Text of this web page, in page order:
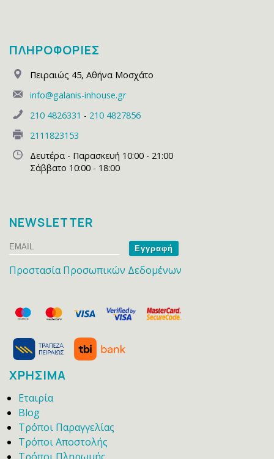
ΠΛΗΡΟΦΟΡΙΕΣ
Πειραιώς 45, Αθήνα Μοσχάτο
info@galanis-inhouse.gr
210 4826331 - 210 4827856
2111823153
Δευτέρα - Παρασκευή 10:00 - 21:00
Σάββατο 10:00 - 18:00
NEWSLETTER
Email
Name
Προστασία Προσωπικών Δεδομένων
ΧΡΗΣΙΜΑ
Εταιρία
Blog
Τρόποι Παραγγελίας
Τρόποι Αποστολής